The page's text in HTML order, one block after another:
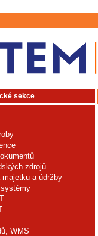
sekce
zdrojů
majetku a údržby
WMS